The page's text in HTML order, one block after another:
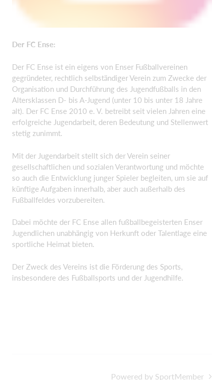
Der FC Ense:
Der FC Ense ist ein eigens von Enser Fußballvereinen
gegründeter, rechtlich selbständiger Verein zum Zwecke der
Organisation und Durchführung des Jugendfußballs in den
Altersklassen D- bis A-Jugend (unter 10 bis unter 18 Jahre
alt). Der FC Ense 2010 e. V. betreibt seit vielen Jahren eine
erfolgreiche Jugendarbeit, deren Bedeutung und Stellenwert
stetig zunimmt.
Mit der Jugendarbeit stellt sich der Verein seiner
gesellschaftlichen und sozialen Verantwortung und möchte
so auch die Entwicklung junger Spieler begleiten, um sie auf
künftige Aufgaben innerhalb, aber auch außerhalb des
Fußballfeldes vorzubereiten.
Dabei möchte der FC Ense allen fußballbegeisterten Enser
Jugendlichen unabhängig von Herkunft oder Talentlage eine
sportliche Heimat bieten.
Der Zweck des Vereins ist die Förderung des Sports,
insbesondere des Fußballsports und der Jugendhilfe.
Powered by SportMember